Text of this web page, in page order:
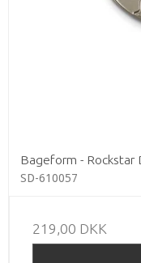
Bageform - Rockstar
SD-610057
219,00 DKK